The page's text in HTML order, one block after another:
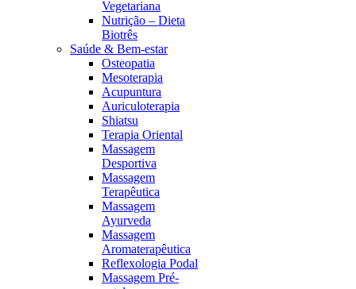
Vegetariana
Nutrição – Dieta
Biotrês
Saúde & Bem-estar
Osteopatia
Mesoterapia
Acupuntura
Auriculoterapia
Shiatsu
Terapia Oriental
Massagem
Desportiva
Massagem
Terapêutica
Massagem
Ayurveda
Massagem
Aromaterapêutica
Reflexologia Podal
Massagem Pré-